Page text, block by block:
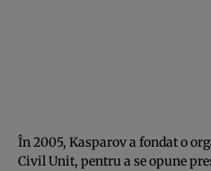
În 2005, Kasparov a fondat o
Civil Unit, pentru a se opune